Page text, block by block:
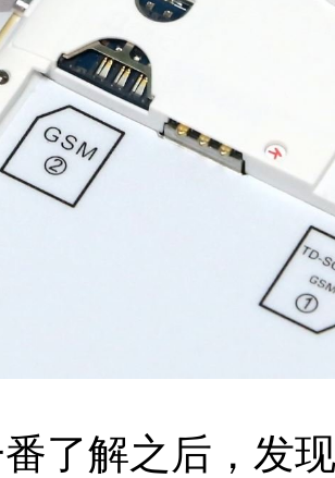
了解之后，发